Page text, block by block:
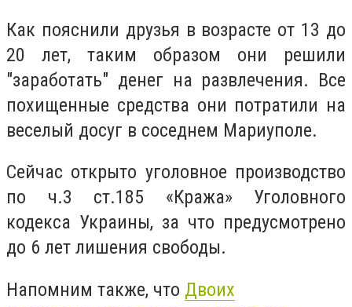
Как пояснили друзья в возрасте от 13 до
20 лет, таким образом они решили
"заработать" денег на развлечения. Все
похищенные средства они потратили на
веселый досуг в соседнем Мариуполе.
Сейчас открыто уголовное производство
по ч.3 ст.185 «Кража» Уголовного
кодекса Украины, за что предусмотрено
до 6 лет лишения свободы.
Напомним также, что Двоих